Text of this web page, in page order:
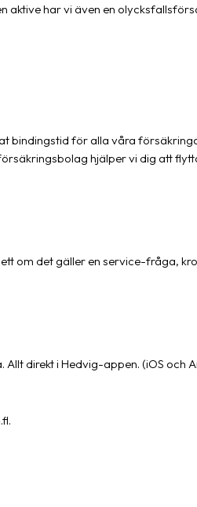
aktive har vi även en
bindingstid för alla våra
hjälper vi dig att
om det gäller en service-fråga,
direkt i Hedvig-appen. (iOS och